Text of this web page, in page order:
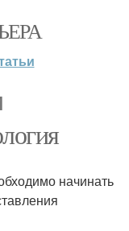
начинать